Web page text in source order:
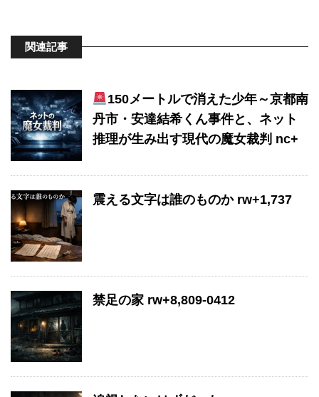
関連記事
150メートルで消えた少年～京都南
丹市・安達結希くん事件と、ネット
推理が生み出す現代の魔女裁判 nc+
震える文字は誰のものか rw+1,737
禁足の家 rw+8,809-0412